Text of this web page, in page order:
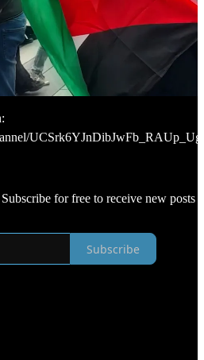
for free to receive new posts
Subscribe